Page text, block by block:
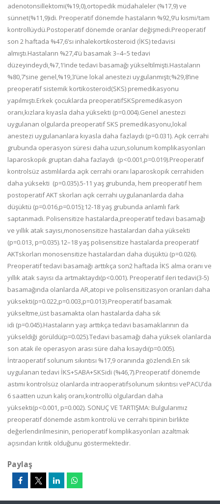
adenotonsillektomi(%19,0),ortopedik müdahaleler (%17,9) ve
sünnet(%11,9)idi. Preoperatif dönemde hastaların %92,9’u kısmi/tam
kontrollüydü.Postoperatif dönemde oranlar değişmedi.Preoperatif
son 2 haftada %47,6’sı inhalekortikosteroid (İKS) tedavisi
almıştı.Hastaların %27,4’ü basamak 3–4–5 tedavi
düzeyindeydi,%7,1’inde tedavi basamağı yükseltilmişti.Hastaların
%80,7’sine genel,%19,3’üne lokal anestezi uygulanmıştı;%29,8’ine
preoperatif sistemik kortikosteroid(SKS) premedikasyonu
yapılmıştı.Erkek çocuklarda preoperatifSKSpremedikasyon
oranı,kızlara kıyasla daha yüksekti (p=0.004).Genel anestezi
uygulanan olgularda preoperatif SKS premedikasyonu,lokal
anestezi uygulananlara kıyasla daha fazlaydı (p=0.031). Açık cerrahi
grubunda operasyon süresi daha uzun,solunum komplikasyonları
laparoskopik gruptan daha fazlaydı (p<0.001,p=0.019).Preoperatif
kontrolsüz astımlılarda açık cerrahi oranı laparoskopik cerrahiden
daha yüksekti (p=0.035).5-11 yaş grubunda, hem preoperatif hem
postoperatif AKT skorları açık cerrahi uygulananlarda daha
düşüktü (p=0.016,p=0.015);12-18 yaş grubunda anlamlı fark
saptanmadı. Polisensitize hastalarda,preoperatif tedavi basamağı
ve yıllık atak sayısı,monosensitize hastalardan daha yüksekti
(p=0.013, p=0.035).12–18 yaş polisensitize hastalarda preoperatif
AKTskorları monosensitize hastalardan daha düşüktü (p=0.026).
Preoperatif tedavi basamağı arttıkça son2 haftada İKS alma oranı ve
yıllık atak sayısı da artmaktaydı(p<0.001). Preoperatif ileri tedavi(3-5)
basamağında olanlarda AR,atopi ve polisensitizasyon oranları daha
yüksekti(p=0.022,p=0.003,p=0.013).Preoperatif basamak
yükseltme,üst basamakta olan hastalarda daha sık
idi (p=0.045).Hastaların yaşı arttıkça tedavi basamaklarının da
yükseldiği görüldü(p=0.025).Tedavi basamağı daha yüksek olanlarda
son atak ile operasyon arası süre daha kısaydı(p=0.005).
İntraoperatif solunum sıkıntısı %17,9 oranında gözlendi.En sık
uygulanan tedavi İKS+SABA+SKSidi (%46,7).Preoperatif dönemde
astımı kontrolsüz olanlarda intraoperatifsolunum sıkıntısı vePACU’da
6 saatten uzun kalış oranı,kontrollü olgulardan daha
yüksekti(p<0.001, p=0.002). SONUÇ VE TARTIŞMA: Bulgularımız
preoperatif dönemde astım kontrolü ve cerrahi tipinin birlikte
değerlendirilmesinin, perioperatif komplikasyonları azaltmak
açısından kritik olduğunu göstermektedir.
Paylaş